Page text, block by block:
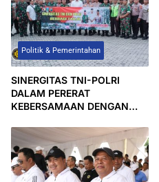
Politik & Pemerintahan
SINERGITAS TNI-POLRI
DALAM PERERAT
KEBERSAMAAN DENGAN
RAMADHAN